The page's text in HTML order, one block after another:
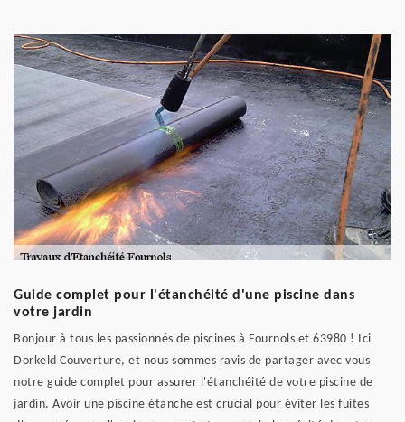
Guide complet pour l'étanchéité d'une piscine dans
votre jardin
Bonjour à tous les passionnés de piscines à Fournols et 63980 ! Ici
Dorkeld Couverture, et nous sommes ravis de partager avec vous
notre guide complet pour assurer l'étanchéité de votre piscine de
jardin. Avoir une piscine étanche est crucial pour éviter les fuites